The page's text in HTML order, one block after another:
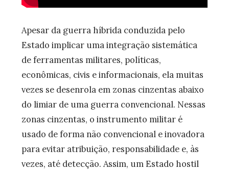
Apesar da guerra híbrida conduzida pelo
Estado implicar uma integração sistemática
de ferramentas militares, políticas,
econômicas, civis e informacionais, ela muitas
vezes se desenrola em zonas cinzentas abaixo
do limiar de uma guerra convencional. Nessas
zonas cinzentas, o instrumento militar é
usado de forma não convencional e inovadora
para evitar atribuição, responsabilidade e, às
vezes, até detecção. Assim, um Estado hostil